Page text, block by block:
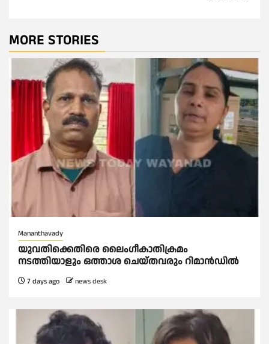
MORE STORIES
Mananthavady
യുവതിക്കെതിരെ ലൈംഗീകാതിക്രമം
നടത്തിയാളും ഒത്താശ ചെയ്തവരും റിമാൻഡിൽ
7 days ago news desk